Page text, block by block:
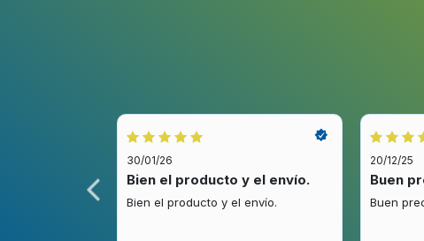
30/01/26
Bien el producto y el envío.
Bien el producto y el envío.
20/12/25
Buen
Buen